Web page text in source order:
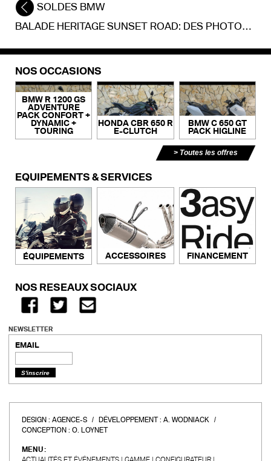
SOLDES BMW
BALADE HERITAGE SUNSET ROAD: DES PHOTOS ET DES SOUVENIRS!
NOS OCCASIONS
BMW R 1200 GS
ADVENTURE
PACK CONFORT +
DYNAMIC +
TOURING
HONDA CBR 650 R
E-CLUTCH
BMW C 650 GT
PACK HIGLINE
Toutes les offres
ÉQUIPEMENTS & SERVICES
ÉQUIPEMENTS ACCESSOIRES FINANCEMENT
NOS RÉSEAUX SOCIAUX
NEWSLETTER
EMAIL
DESIGN : AGENCE-S DÉVELOPPEMENT : A. WODNIACK
CONCEPTION : O. LOYNET
MENU :